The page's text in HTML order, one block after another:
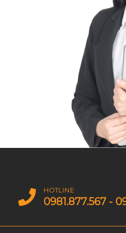
HOTLINE
0981.877.567 -